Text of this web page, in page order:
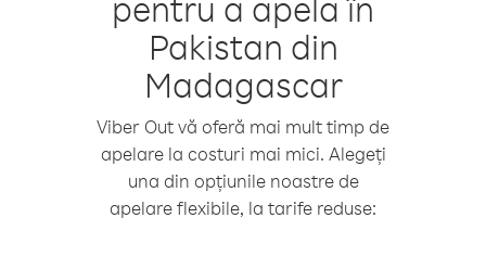
Pakistan din
Madagascar
Viber Out vă oferă mai mult timp de
apelare la costuri mai mici. Alegeți
una din opțiunile noastre de
apelare flexibile, la tarife reduse: